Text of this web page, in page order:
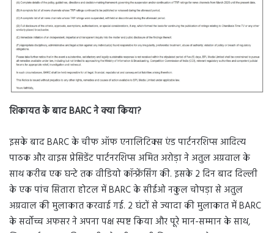
शिकायत के बादBARC ने क्या किया?
इसके बाद BARC के चीफ ऑफ एनालिटिक्स एंड पार्टनरशिप्स आदित्य
पाठक और वाइस प्रेसिडेंट पार्टनरशिप्स अमित अरोड़ा ने अतुल अग्रवाल के
साथ करीब एक घन्टे तक वीडियो कॉन्फ्रेंसिंग की. इसके 2 दिन बाद दिल्ली
के एक पांच सितारा होटल में BARC के सीईओ नकुल चोपड़ा से अतुल
अग्रवाल की मुलाकात करवाई गई. 2 घंटों से ज्यादा की मुलाकात में BARC
के सर्वोच्च अफसर ने अपना पक्ष स्पष्ट किया और पूरे मान-सम्मान के साथ,